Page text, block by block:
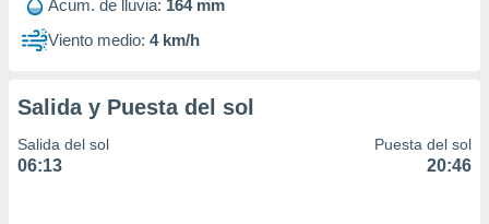
Acum. de lluvia: 164 mm
Viento medio: 4 km/h
Salida y Puesta del sol
Salida del sol
06:13
Puesta del sol
20:46